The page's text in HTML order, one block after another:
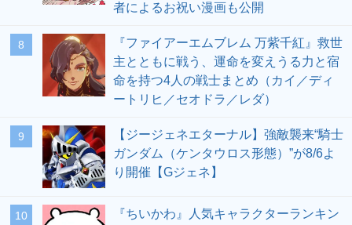
者によるお祝い漫画も公開
8
『ファイアーエムブレム 万紫千紅』救世
主とともに戦う、運命を変えうる力と宿
命を持つ4人の戦士まとめ（カイ／ディ
ートリヒ／セオドラ／レダ）
9
【ジージェネエターナル】強敵襲来“騎士
ガンダム（ケンタウロス形態）”が8/6よ
り開催【Gジェネ】
10
『ちいかわ』人気キャラクターランキン